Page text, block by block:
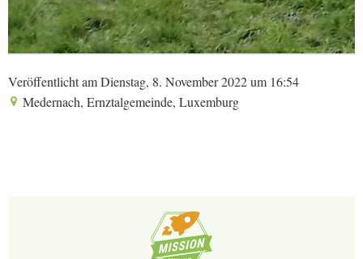
Veröffentlicht am Dienstag, 8. November 2022 um 16:54
Medernach, Ernztalgemeinde, Luxemburg